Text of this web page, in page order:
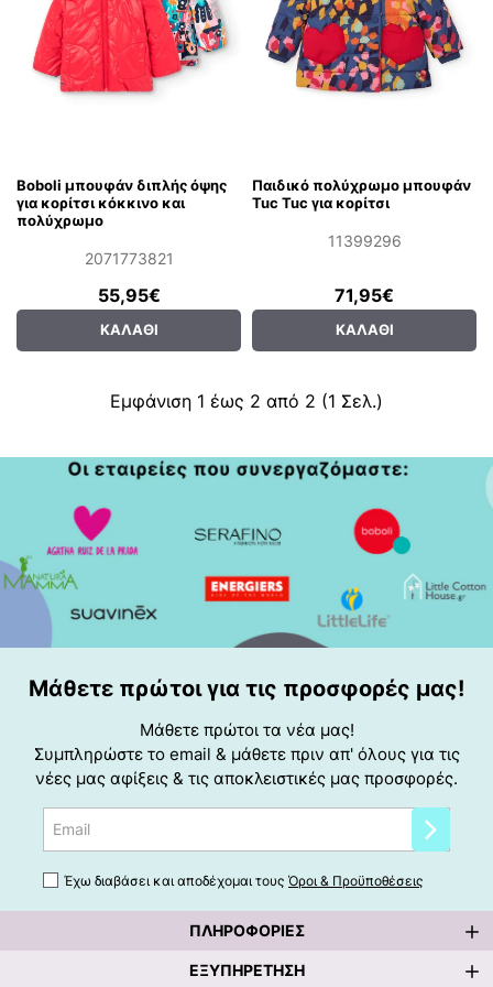
Boboli μπουφάν διπλής όψης
για κορίτσι κόκκινο και
πολύχρωμο
2071773821
55,95€
ΚΑΛΆΘΙ
Παιδικό πολύχρωμο μπουφάν
Tuc Tuc για κορίτσι
11399296
71,95€
ΚΑΛΆΘΙ
Εμφάνιση 1 έως 2 από 2 (1 Σελ.)
Μάθετε πρώτοι για τις προσφορές μας!
Μάθετε πρώτοι τα νέα μας!
Συμπληρώστε το email & μάθετε πριν απ' όλους για τις
νέες μας αφίξεις & τις αποκλειστικές μας προσφορές.
Έχω διαβάσει και αποδέχομαι τους Όροι & Προϋποθέσεις
ΠΛΗΡΟΦΟΡΊΕΣ
ΕΞΥΠΗΡΈΤΗΣΗ